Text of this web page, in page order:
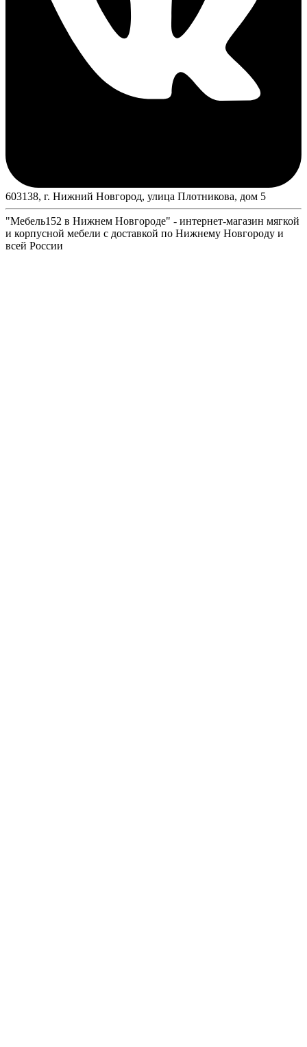
603138, г. Нижний Новгород, улица Плотникова, дом 5
"Мебель152 в Нижнем Новгороде" - интернет-магазин мягкой
и корпусной мебели с доставкой по Нижнему Новгороду и
всей России